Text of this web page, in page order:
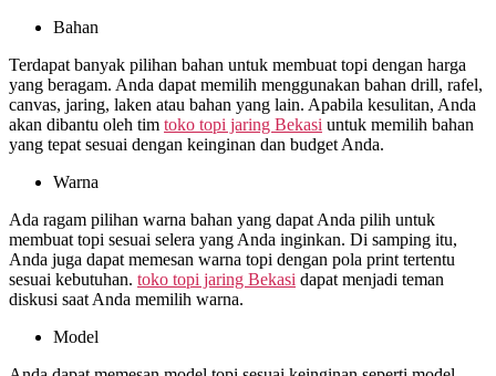
Bahan
Terdapat banyak pilihan bahan untuk membuat topi dengan harga
yang beragam. Anda dapat memilih menggunakan bahan drill, rafel,
canvas, jaring, laken atau bahan yang lain. Apabila kesulitan, Anda
akan dibantu oleh tim toko topi jaring Bekasi untuk memilih bahan
yang tepat sesuai dengan keinginan dan budget Anda.
Warna
Ada ragam pilihan warna bahan yang dapat Anda pilih untuk
membuat topi sesuai selera yang Anda inginkan. Di samping itu,
Anda juga dapat memesan warna topi dengan pola print tertentu
sesuai kebutuhan. toko topi jaring Bekasi dapat menjadi teman
diskusi saat Anda memilih warna.
Model